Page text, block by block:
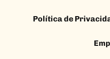
Política de